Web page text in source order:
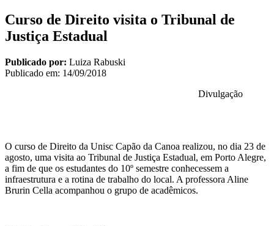
Curso de Direito visita o Tribunal de
Justiça Estadual
Publicado por: Luiza Rabuski
Publicado em: 14/09/2018
Divulgação
O curso de Direito da Unisc Capão da Canoa realizou, no dia 23 de
agosto, uma visita ao Tribunal de Justiça Estadual, em Porto Alegre,
a fim de que os estudantes do 10º semestre conhecessem a
infraestrutura e a rotina de trabalho do local. A professora Aline
Brurin Cella acompanhou o grupo de acadêmicos.